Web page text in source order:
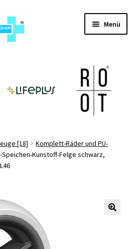
Menü
öffnen
[18]
Komplett-Räder und PU-
Speichen-Kunstoff-Felge schwarz,